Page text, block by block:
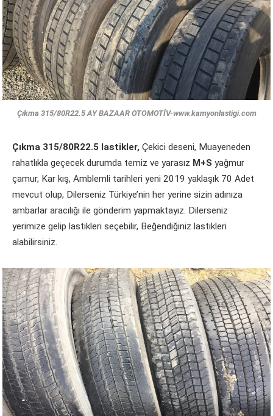
Çıkma 315/80R22.5 AY BAZAAR OTOMOTİV-www.kamyonlastigi.com
Çıkma 315/80R22.5 lastikler, Çekici deseni, Muayeneden
rahatlıkla geçecek durumda temiz ve yarasız M+S yağmur
çamur, Kar kış, Amblemli tarihleri yeni 2019 yaklaşık 70 Adet
mevcut olup, Dilerseniz Türkiye’nin her yerine sizin adınıza
ambarlar aracılığı ile gönderim yapmaktayız. Dilerseniz
yerimize gelip lastikleri seçebilir, Beğendiğiniz lastikleri
alabilirsiniz.